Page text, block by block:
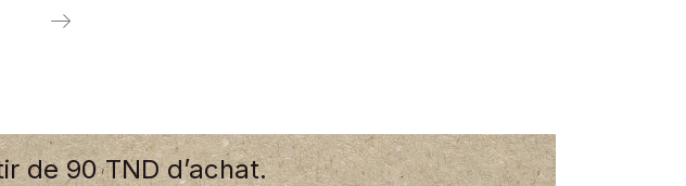
de 90 TND d’achat.